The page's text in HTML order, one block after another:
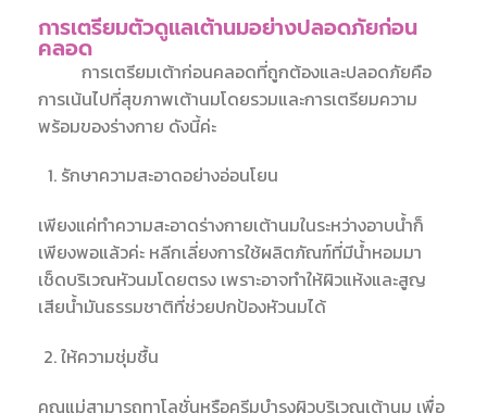
การเตรียมตัวดูแลเต้านมอย่างปลอดภัยก่อน
คลอด
การเตรียมเต้าก่อนคลอดที่ถูกต้องและปลอดภัยคือ
การเน้นไปที่สุขภาพเต้านมโดยรวมและการเตรียมความ
พร้อมของร่างกาย ดังนี้ค่ะ
รักษาความสะอาดอย่างอ่อนโยน
เพียงแค่ทำความสะอาดร่างกายเต้านมในระหว่างอาบน้ำก็
เพียงพอแล้วค่ะ หลีกเลี่ยงการใช้ผลิตภัณฑ์ที่มีน้ำหอมมา
เช็ดบริเวณหัวนมโดยตรง เพราะอาจทำให้ผิวแห้งและสูญ
เสียน้ำมันธรรมชาติที่ช่วยปกป้องหัวนมได้
ให้ความชุ่มชื้น
คุณแม่สามารถทาโลชั่นหรือครีมบำรุงผิวบริเวณเต้านม เพื่อ